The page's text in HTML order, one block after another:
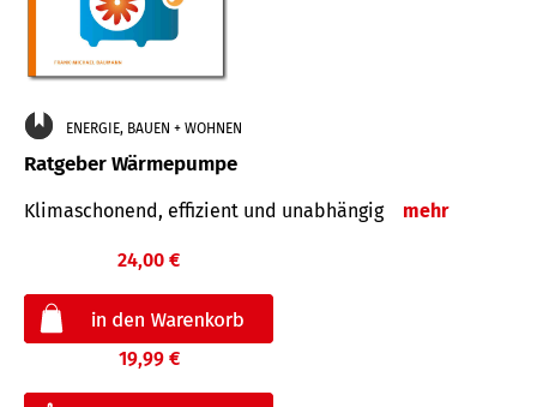
ENERGIE, BAUEN + WOHNEN
Ratgeber Wärmepumpe
Klimaschonend, effizient und unabhängig mehr
24,00 €
19,99 €